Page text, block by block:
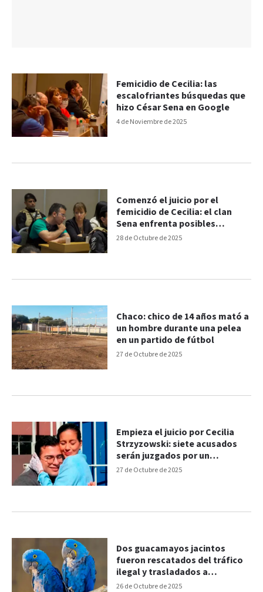
4 de Noviembre de 2025
Femicidio de Cecilia: las
escalofriantes búsquedas que
hizo César Sena en Google
28 de Octubre de 2025
Comenzó el juicio por el
femicidio de Cecilia: el clan
Sena enfrenta posibles
perpetuas
27 de Octubre de 2025
Chaco: chico de 14 años mató a
un hombre durante una pelea
en un partido de fútbol
27 de Octubre de 2025
Empieza el juicio por Cecilia
Strzyzowski: siete acusados
serán juzgados por un
femicidio sin cuerpo
26 de Octubre de 2025
Dos guacamayos jacintos
fueron rescatados del tráfico
ilegal y trasladados a
Temaikèn